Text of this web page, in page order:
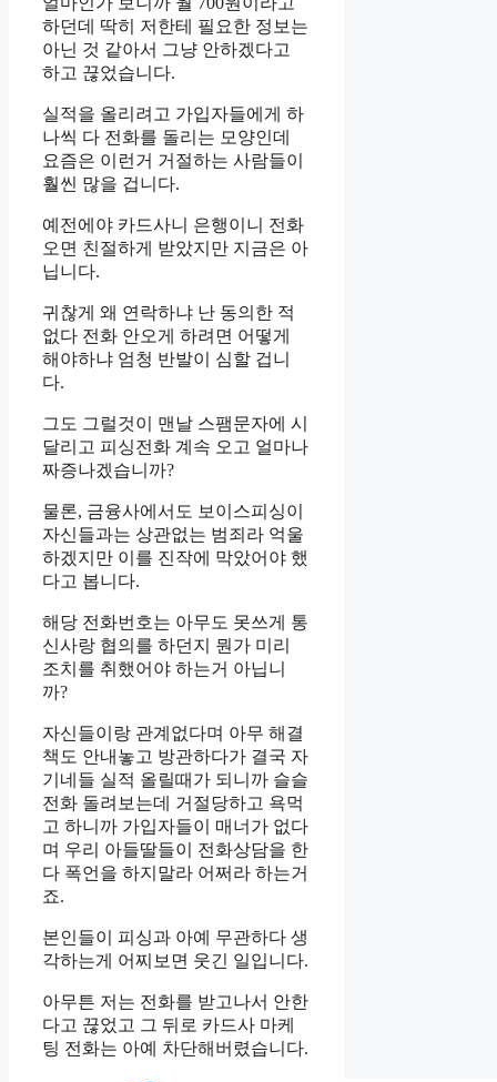
하던데 딱히 저한테 필요한 정보는
아닌 것 같아서 그냥 안하겠다고
하고 끊었습니다.
실적을 올리려고 가입자들에게 하
나씩 다 전화를 돌리는 모양인데
요즘은 이런거 거절하는 사람들이
훨씬 많을 겁니다.
예전에야 카드사니 은행이니 전화
오면 친절하게 받았지만 지금은 아
닙니다.
귀찮게 왜 연락하냐 난 동의한 적
없다 전화 안오게 하려면 어떻게
해야하냐 엄청 반발이 심할 겁니
다.
그도 그럴것이 맨날 스팸문자에 시
달리고 피싱전화 계속 오고 얼마나
짜증나겠습니까?
물론, 금융사에서도 보이스피싱이
자신들과는 상관없는 범죄라 억울
하겠지만 이를 진작에 막았어야 했
다고 봅니다.
해당 전화번호는 아무도 못쓰게 통
신사랑 협의를 하던지 뭔가 미리
조치를 취했어야 하는거 아닙니
까?
자신들이랑 관계없다며 아무 해결
책도 안내놓고 방관하다가 결국 자
기네들 실적 올릴때가 되니까 슬슬
전화 돌려보는데 거절당하고 욕먹
고 하니까 가입자들이 매너가 없다
며 우리 아들딸들이 전화상담을 한
다 폭언을 하지말라 어쩌라 하는거
죠.
본인들이 피싱과 아예 무관하다 생
각하는게 어찌보면 웃긴 일입니다.
아무튼 저는 전화를 받고나서 안한
다고 끊었고 그 뒤로 카드사 마케
팅 전화는 아예 차단해버렸습니다.